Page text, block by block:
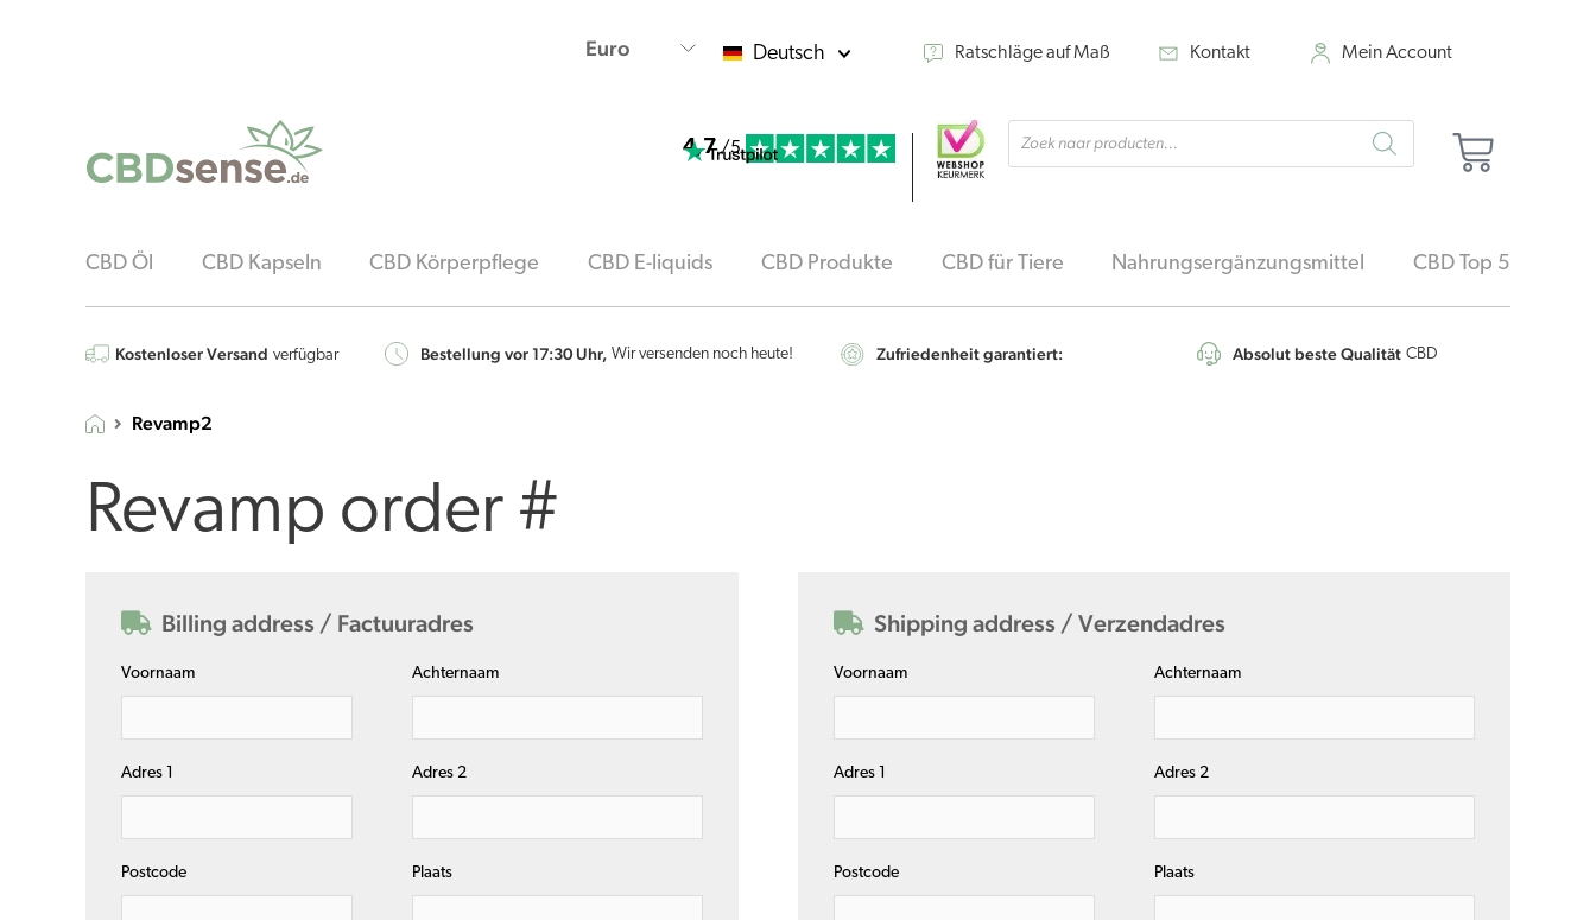
Deutsch Ratschläge auf Maß Kontakt Mein Account
4,7 /5
Products
search
CBD Öl CBD Kapseln CBD Körperpflege CBD E-liquids CBD Produkte CBD für Tiere Nahrungsergänzungsmittel CBD Top 5
Kostenloser Versand verfügbar Bestellung vor 17:30 Uhr, Wir versenden noch heute! Zufriedenheit garantiert: Absolut beste Qualität CBD
Revamp2
Revamp order #
Billing address / Factuuradres
Voornaam Achternaam
Adres 1 Adres 2
Postcode Plaats
Shipping address / Verzendadres
Voornaam Achternaam
Adres 1 Adres 2
Postcode Plaats